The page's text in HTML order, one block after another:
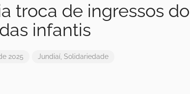
troca de ingressos do
infantis
2025 Jundiaí Solidariedade